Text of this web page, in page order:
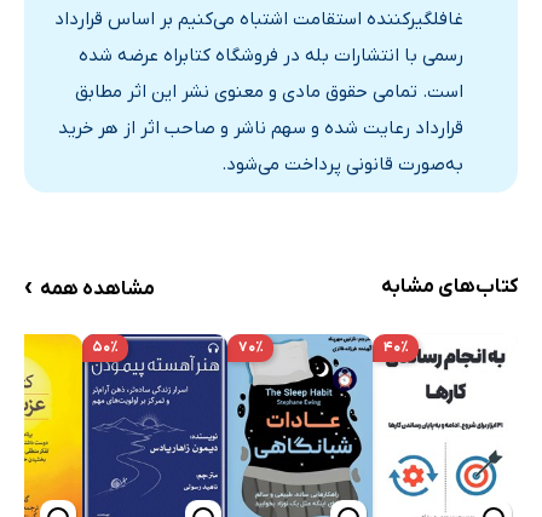
غافلگیرکننده استقامت اشتباه می‌کنیم بر اساس قرارداد
رسمی با انتشارات بله در فروشگاه کتابراه عرضه شده
است. تمامی حقوق مادی و معنوی نشر این اثر مطابق
قرارداد رعایت شده و سهم ناشر و صاحب اثر از هر خرید
به‌صورت قانونی پرداخت می‌شود.
کتاب‌های مشابه مشاهده همه ›
۴۰٪ ۷۰٪ ۵۰٪